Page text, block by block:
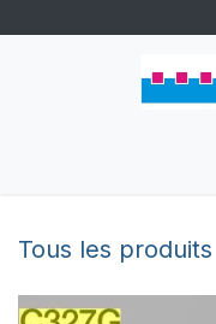
Tous les produits